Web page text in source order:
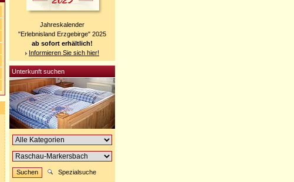
Jahreskalender
"Erlebnisland Erzgebirge" 2025
ab sofort erhältlich!
Informieren Sie sich hier!
Unterkunft suchen
Spezialsuche